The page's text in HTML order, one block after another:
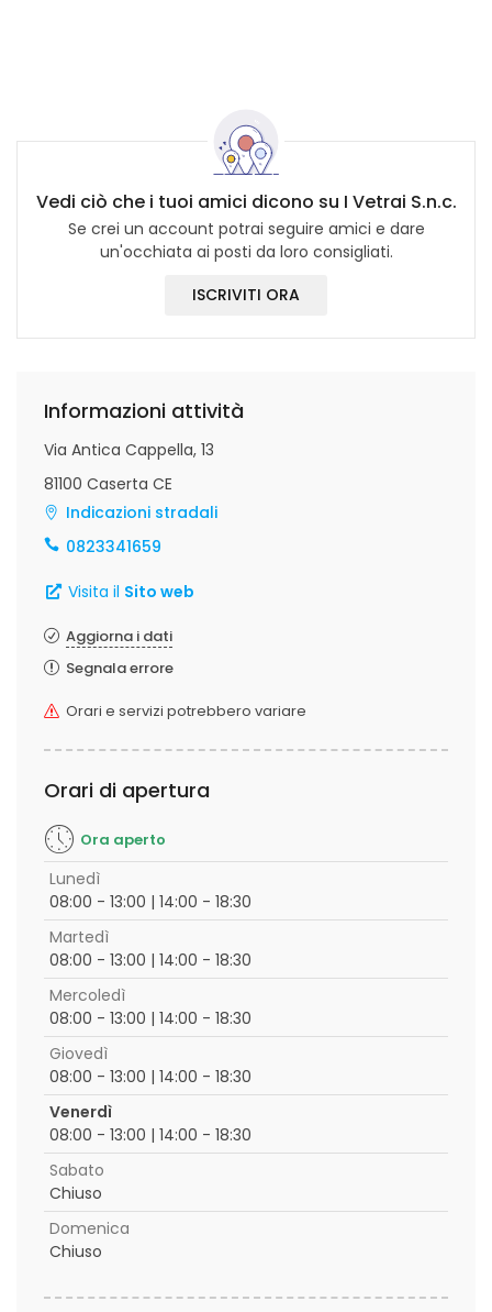
Vedi ciò che i tuoi amici dicono su I Vetrai S.n.c.
Se crei un account potrai seguire amici e dare
un'occhiata ai posti da loro consigliati.
ISCRIVITI ORA
Informazioni attività
Via Antica Cappella, 13
81100 Caserta CE
Indicazioni stradali
0823341659
Visita il Sito web
Aggiorna i dati
Segnala errore
Orari e servizi potrebbero variare
Orari di apertura
Ora aperto
Lunedì
08:00 - 13:00 | 14:00 - 18:30
Martedì
08:00 - 13:00 | 14:00 - 18:30
Mercoledì
08:00 - 13:00 | 14:00 - 18:30
Giovedì
08:00 - 13:00 | 14:00 - 18:30
Venerdì
08:00 - 13:00 | 14:00 - 18:30
Sabato
Chiuso
Domenica
Chiuso